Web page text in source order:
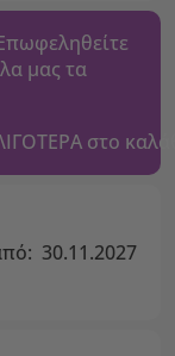
μας τα
στο
30.11.2027